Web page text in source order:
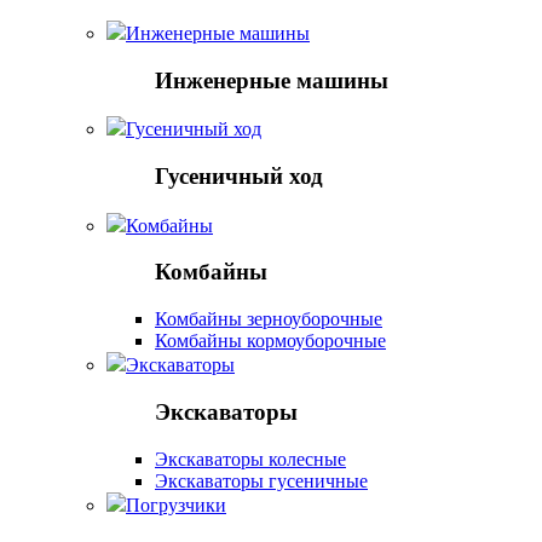
Инженерные машины
Инженерные машины
Гусеничный ход
Гусеничный ход
Комбайны
Комбайны
Комбайны зерноуборочные
Комбайны кормоуборочные
Экскаваторы
Экскаваторы
Экскаваторы колесные
Экскаваторы гусеничные
Погрузчики